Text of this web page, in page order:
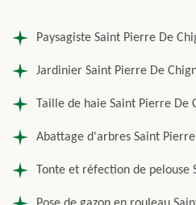
Paysagiste Saint Pierre De
Jardinier Saint Pierre De
Taille de haie Saint Pierre De
Abattage d'arbres Saint
Tonte et réfection de pelouse